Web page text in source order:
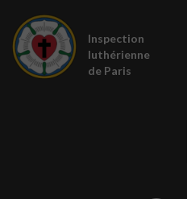
Inspection
luthérienne
de Paris